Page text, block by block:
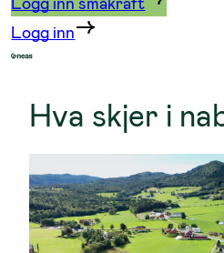
Logg inn
Hva skjer i